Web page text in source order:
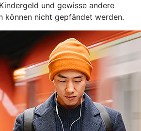
und gewisse andere
können nicht gepfändet werden.